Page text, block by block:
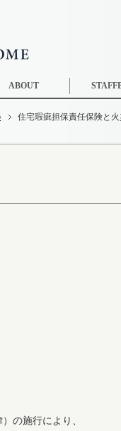
ABOUT
住宅瑕疵担保責任保険と
の施行により、